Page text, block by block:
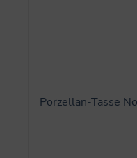
Porzellan-Tasse